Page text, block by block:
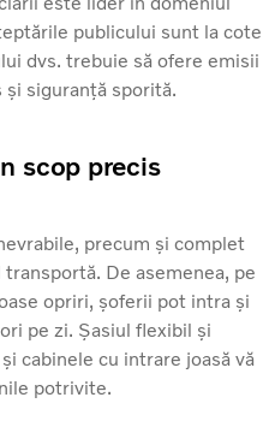
publicului sunt la cote
dvs. trebuie să ofere emisii
siguranță sporită.
scop precis
precum și complet
De asemenea, pe
opriri, șoferii pot intra și
pe zi. Șasiul flexibil și
cabinele cu intrare joasă vă
potrivite.